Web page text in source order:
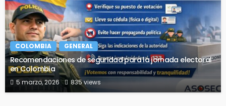
COLOMBIA GENERAL
Recomendaciones de seguridad para la jornada electoral
en Colombia
5 marzo, 2026 835 views